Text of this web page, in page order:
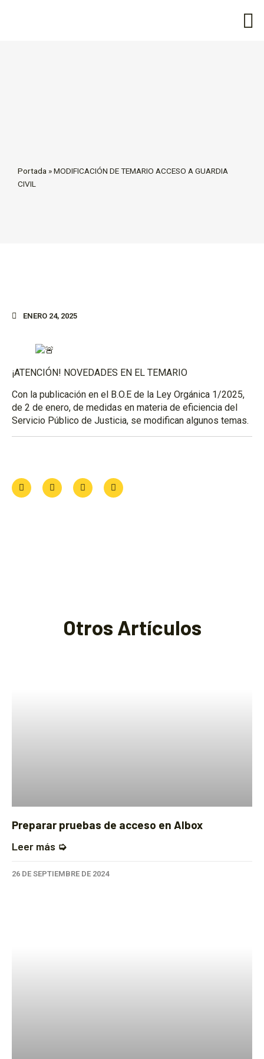
Portada »MODIFICACIÓN DE TEMARIO ACCESO A GUARDIA
CIVIL
ENERO 24, 2025
¡ATENCIÓN! NOVEDADES EN EL TEMARIO
Con la publicación en el B.O.E de la Ley Orgánica 1/2025,
de 2 de enero, de medidas en materia de eficiencia del
Servicio Público de Justicia, se modifican algunos temas.
Otros Artículos
Preparar pruebas de acceso en Albox
Leer más ➭
26 DE SEPTIEMBRE DE 2024